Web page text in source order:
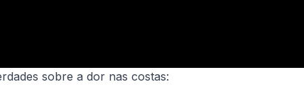
sobre a dor nas costas: